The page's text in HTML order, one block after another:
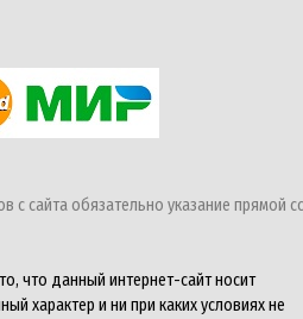
с сайта обязательно указание прямой
что данный интернет-сайт носит
характер и ни при каких условиях не